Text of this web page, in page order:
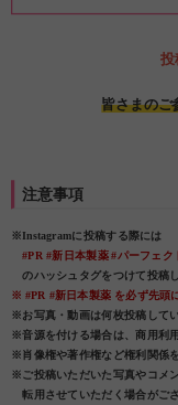
投
皆さまのご
注意事項
※Instagramに投稿する際には
#PR #新日本製薬 #パーフェ
のハッシュタグをつけて投稿し
※ #PR #新日本製薬 を必ず先頭
※お写真・動画は何枚投稿して
※音源を付ける場合は、商用利
※肖像権や著作権など権利関係
※ご投稿いただいた写真やコメ
転用させていただく場合がご